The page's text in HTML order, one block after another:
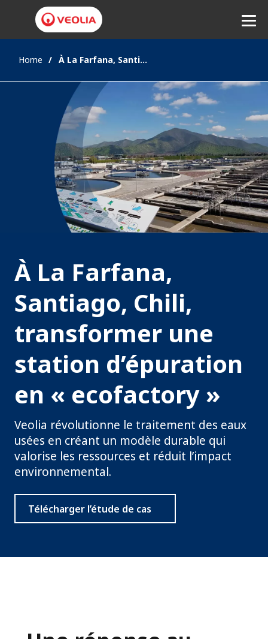
Home À La Farfana, Santiago, Chili, transformer une station d’épuration en « ecofactory »
À La Farfana,
Santiago, Chili,
transformer une
station d’épuration
en « ecofactory »
Veolia révolutionne le traitement des eaux
usées en créant un modèle durable qui
valorise les ressources et réduit l’impact
environnemental.
Télécharger l’étude de cas